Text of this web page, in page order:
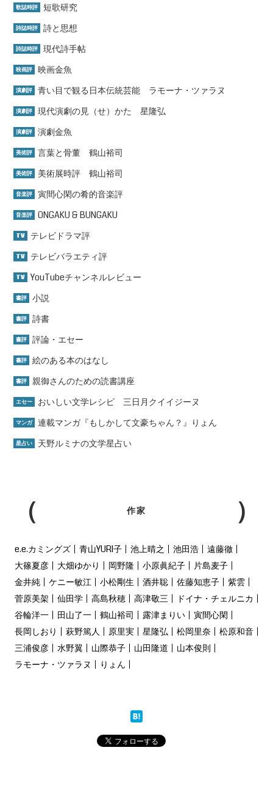
歌誌時評 短歌研究
詩誌時評 詩と思想
詩誌時評 現代詩手帖
映画評 映画金魚
演劇評 青い目で観る日本伝統芸能 ラモーナ・ツァラヌ
演劇評 現代演劇の見（せ）かた 星隆弘
演劇評 演劇金魚
美術評 言葉と骨董 鶴山裕司
美術評 美術展時評 鶴山裕司
音楽評 寅間心閑の肴的音楽評
音楽評 ONGAKU & BUNGAKU
TV テレビドラマ評
TV テレビバラエティ評
TV YouTubeチャンネルレビュー
書評 小説
書評 詩書
書評 評論・エセー
書評 絵のある本のはなし
書評 親御さんのための読書講座
エセー おいしい文学レシピ 三日月クイイジーヌ
マンガ 連載マンガ『もしかして文豪ちゃん？』りょん
星占い 天野ルミナの文学星占い
作家
e.e.カミングズ 青山YURI子 池上晴之 池田浩
遠藤徹
大篠夏彦
大畑ゆかり 岡野隆 小原眞紀子
片島麦子
金井純
ケニー敏江 小松剛生 酒井聡 佐藤知恵子
紫雲
菅原美架
仙田学 高島秋穂 高津敬三
ドイナ・チェルニカ
谷輪洋一
田山了一 鶴山裕司 露津まりい
寅間心閑
長岡しおり
萩野篤人 原里実 星隆弘 松岡里奈
松原和音
三浦俊彦
水野翼 山際恭子 山田隆道
山本俊則
ラモーナ・ツァラヌ
りょん